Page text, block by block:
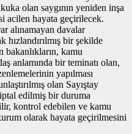
olan saygının yeniden inşa
acilen hayata geçirilecek.
alınamayan davalar
hızlandırılmış bir şekilde
kamu
anlamında bir teminatı olan,
yapılması
olan Sayıştay
edilmiş bir duruma
kontrol edebilen ve kamu
olarak hayata geçirilmesini